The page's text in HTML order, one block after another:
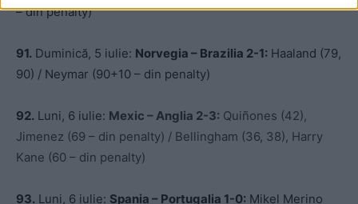
– din penalty)
91. Duminică, 5 iulie: Norvegia – Brazilia 2-1: Haaland (79,
90) / Neymar (90+10 – din penalty)
92. Luni, 6 iulie: Mexic – Anglia 2-3: Quiñones (42),
Jimenez (69 – din penalty) / Bellingham (36, 38), Harry
Kane (60 – din penalty)
93. Luni, 6 iulie: Spania – Portugalia 1-0: Mikel Merino